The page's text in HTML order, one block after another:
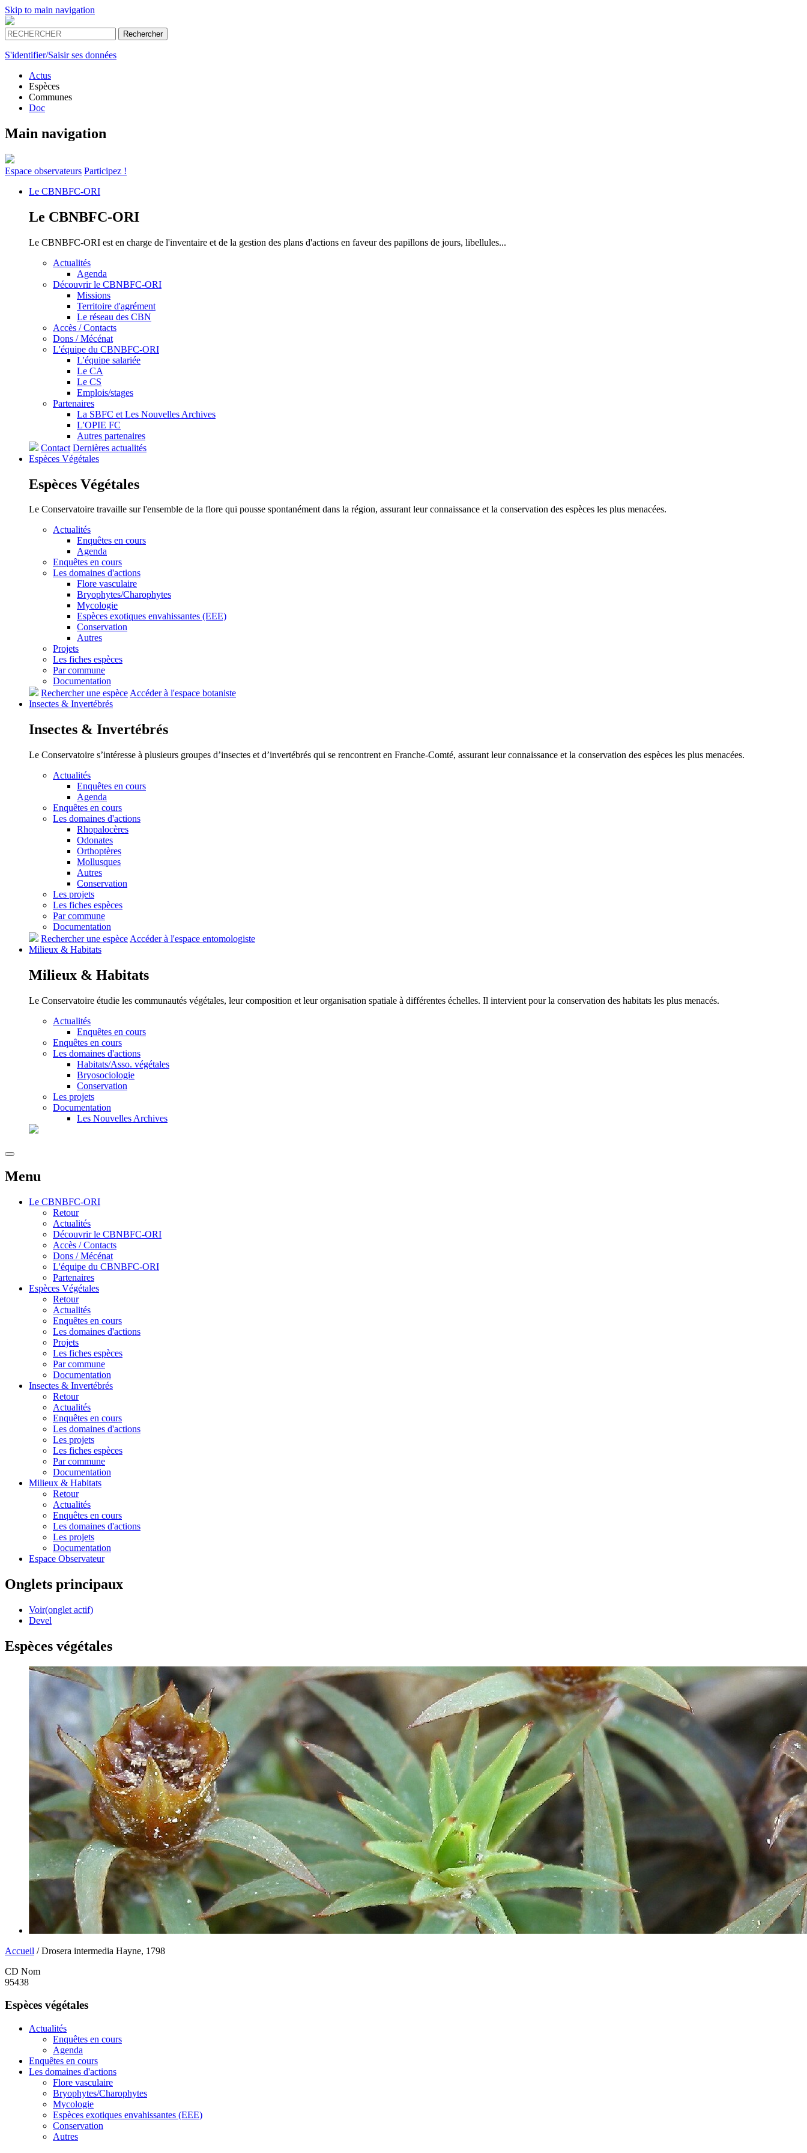
Skip to main navigation
S'identifier/Saisir ses données
Actus
Espèces
Communes
Doc
Main navigation
Espace observateurs Participez !
Le CBNBFC-ORI
Le CBNBFC-ORI
Le CBNBFC-ORI est en charge de l'inventaire et de la gestion des plans d'actions en faveur des papillons de jours, libellules...
Actualités
Agenda
Découvrir le CBNBFC-ORI
Missions
Territoire d'agrément
Le réseau des CBN
Accès / Contacts
Dons / Mécénat
L'équipe du CBNBFC-ORI
L'équipe salariée
Le CA
Le CS
Emplois/stages
Partenaires
La SBFC et Les Nouvelles Archives
L'OPIE FC
Autres partenaires
Contact Dernières actualités
Espèces Végétales
Espèces Végétales
Le Conservatoire travaille sur l'ensemble de la flore qui pousse spontanément dans la région, assurant leur connaissance et la conservation des espèces les plus menacées.
Actualités
Enquêtes en cours
Agenda
Enquêtes en cours
Les domaines d'actions
Flore vasculaire
Bryophytes/Charophytes
Mycologie
Espèces exotiques envahissantes (EEE)
Conservation
Autres
Projets
Les fiches espèces
Par commune
Documentation
Rechercher une espèceAccéder à l'espace botaniste
Insectes & Invertébrés
Insectes & Invertébrés
Le Conservatoire s’intéresse à plusieurs groupes d’insectes et d’invertébrés qui se rencontrent en Franche-Comté, assurant leur connaissance et la conservation des espèces les plus menacées.
Actualités
Enquêtes en cours
Agenda
Enquêtes en cours
Les domaines d'actions
Rhopalocères
Odonates
Orthoptères
Mollusques
Autres
Conservation
Les projets
Les fiches espèces
Par commune
Documentation
Rechercher une espèce Accéder à l'espace entomologiste
Milieux & Habitats
Milieux & Habitats
Le Conservatoire étudie les communautés végétales, leur composition et leur organisation spatiale à différentes échelles. Il intervient pour la conservation des habitats les plus menacés.
Actualités
Enquêtes en cours
Enquêtes en cours
Les domaines d'actions
Habitats/Asso. végétales
Bryosociologie
Conservation
Les projets
Documentation
Les Nouvelles Archives
Menu
Le CBNBFC-ORI
Retour
Actualités
Découvrir le CBNBFC-ORI
Accès / Contacts
Dons / Mécénat
L'équipe du CBNBFC-ORI
Partenaires
Espèces Végétales
Retour
Actualités
Enquêtes en cours
Les domaines d'actions
Projets
Les fiches espèces
Par commune
Documentation
Insectes & Invertébrés
Retour
Actualités
Enquêtes en cours
Les domaines d'actions
Les projets
Les fiches espèces
Par commune
Documentation
Milieux & Habitats
Retour
Actualités
Enquêtes en cours
Les domaines d'actions
Les projets
Documentation
Espace Observateur
Onglets principaux
Voir(onglet actif)
Devel
Espèces végétales
Accueil / Drosera intermedia Hayne, 1798
CD Nom
95438
Espèces végétales
Actualités
Enquêtes en cours
Agenda
Enquêtes en cours
Les domaines d'actions
Flore vasculaire
Bryophytes/Charophytes
Mycologie
Espèces exotiques envahissantes (EEE)
Conservation
Autres